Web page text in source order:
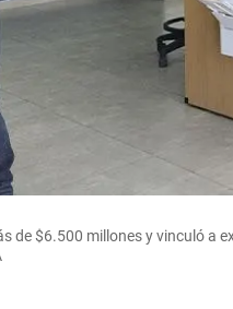
de $6.500 millones y vinculó a